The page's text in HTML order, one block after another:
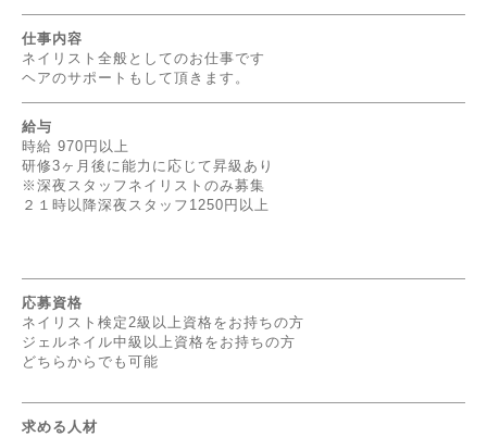
仕事内容
ネイリスト全般としてのお仕事です
ヘアのサポートもして頂きます。
給与
時給 970円以上
研修3ヶ月後に能力に応じて昇級あり
※深夜スタッフネイリストのみ募集
２１時以降深夜スタッフ1250円以上
応募資格
ネイリスト検定2級以上資格をお持ちの方
ジェルネイル中級以上資格をお持ちの方
どちらからでも可能
求める人材